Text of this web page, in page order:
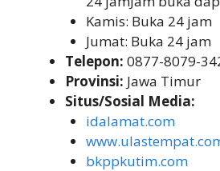
Kamis: Buka 24 jam
Jumat: Buka 24 jam
Telepon: 0877-8079-
Provinsi: Jawa Timur
Situs/Sosial Media:
idalamat.com
bkppkutim.com